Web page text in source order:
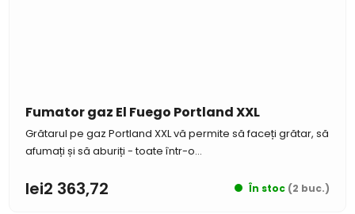
Fumator gaz El Fuego Portland XXL
În stoc (2 buc.)
lei2 363,72
Grătarul pe gaz Portland XXL vă permite să faceți grătar, să
afumați și să aburiți - toate într-o...